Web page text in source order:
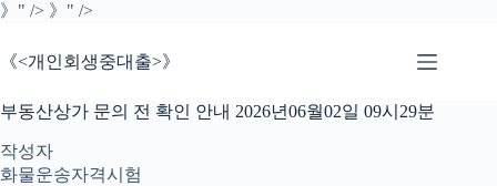
》" /> 》" />본
으
건
너
기
《<개인회생중대출>》
부동산상가 문의 전 확인 안내 2026년06월02일 09시29분
작성자
화물운송자격시험